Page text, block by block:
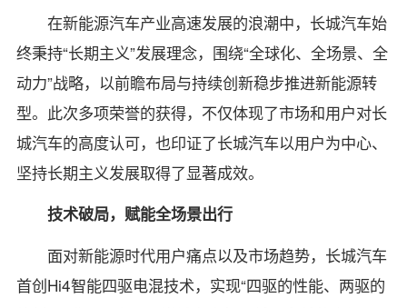
在新能源汽车产业高速发展的浪潮中，长城汽车始
终秉持“长期主义”发展理念，围绕“全球化、全场景、全
动力”战略，以前瞻布局与持续创新稳步推进新能源转
型。此次多项荣誉的获得，不仅体现了市场和用户对长
城汽车的高度认可，也印证了长城汽车以用户为中心、
坚持长期主义发展取得了显著成效。
技术破局，赋能全场景出行
面对新能源时代用户痛点以及市场趋势，长城汽车
首创Hi4智能四驱电混技术，实现“四驱的性能、两驱的